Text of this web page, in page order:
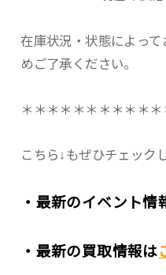
在庫状況・状態によっ
めご了承ください。
＊＊＊＊＊＊＊＊＊＊＊
こちら↓もぜひチェック
・最新のイベント情
・最新の買取情報は